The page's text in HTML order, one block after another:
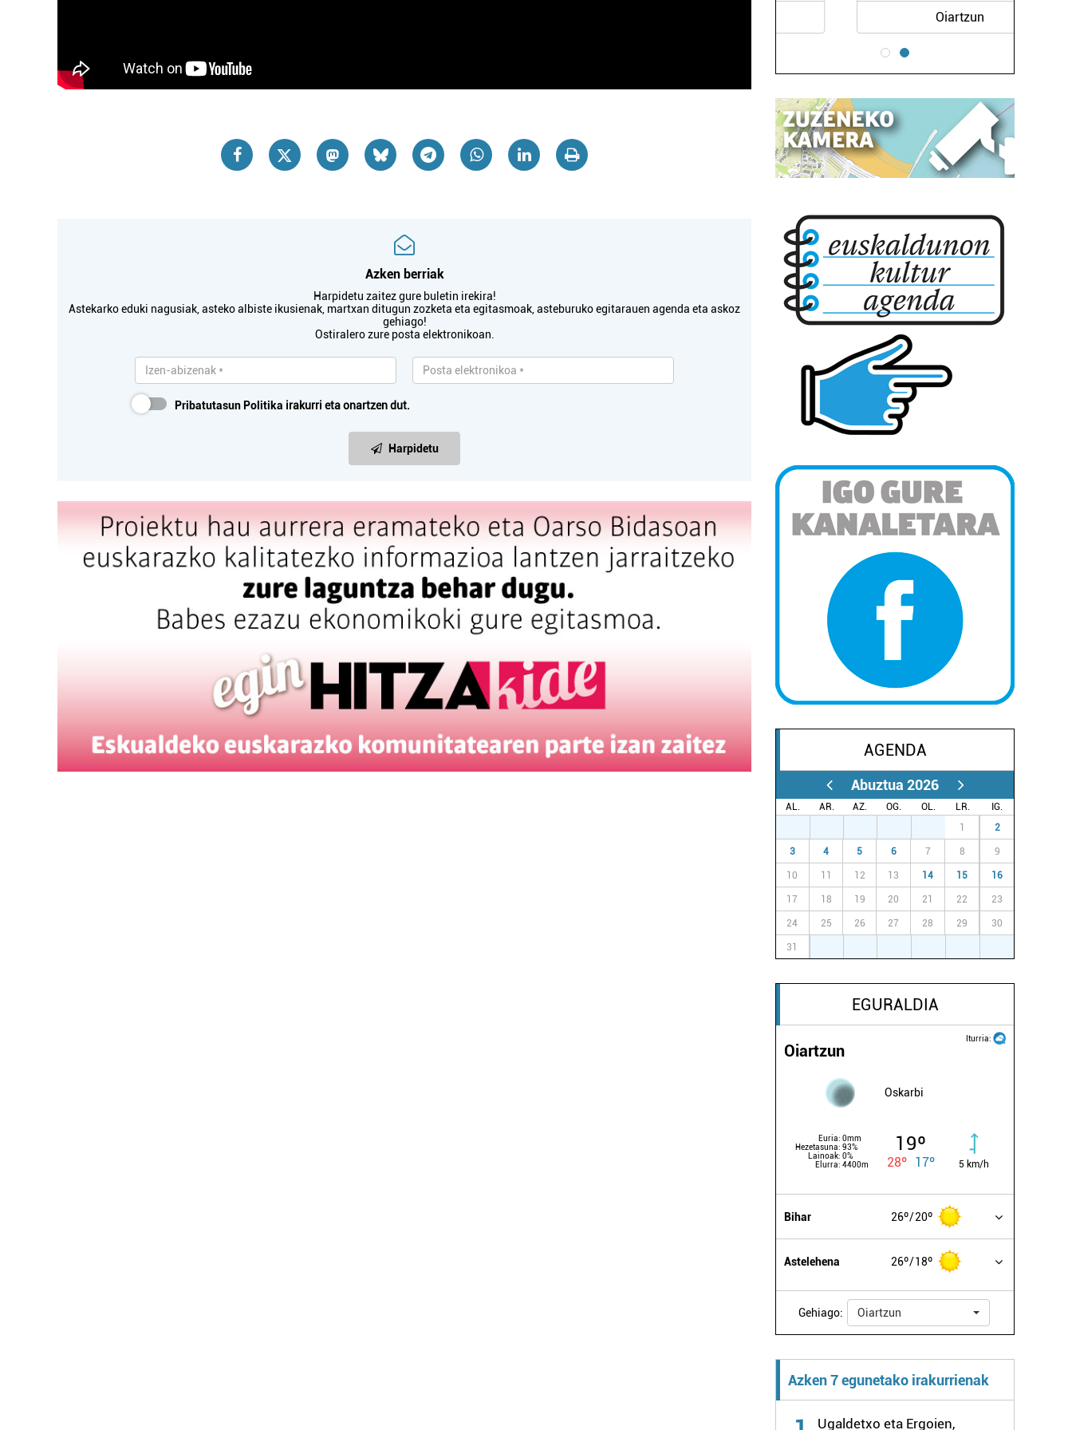
Azken berriak
Harpidetu zaitez gure buletin irekira!
Astekarko eduki nagusiak, asteko albiste ikusienak, martxan ditugun zozketa eta egitasmoak, asteburuko egitarauen agenda eta askoz
gehiago!
Ostiralero zure posta elektronikoan.
Pribatutasun Politika irakurri eta onartzen dut.
Harpidetu
AGENDA
Abuztua 2026
AL. AR. AZ. OG. OL. LR.
IG.
1 2
3 4 5 6 7 8 9
10 11 12 13 14 15 16
17 18 19 20 21 22 23
24 25 26 27 28 29 30
31
EGURALDIA
Iturria:
Oiartzun
Oskarbi
Euria: 0mm
Hezetasuna: 93%
Lainoak: 0%
Elurra: 4400m
19º
28º 17º 5 km/h
Bihar 26º 20º
Astelehena 26º 18º
Gehiago: Oiartzun
Azken 7 egunetako irakurrienak
Ugaldetxo eta Ergoien,